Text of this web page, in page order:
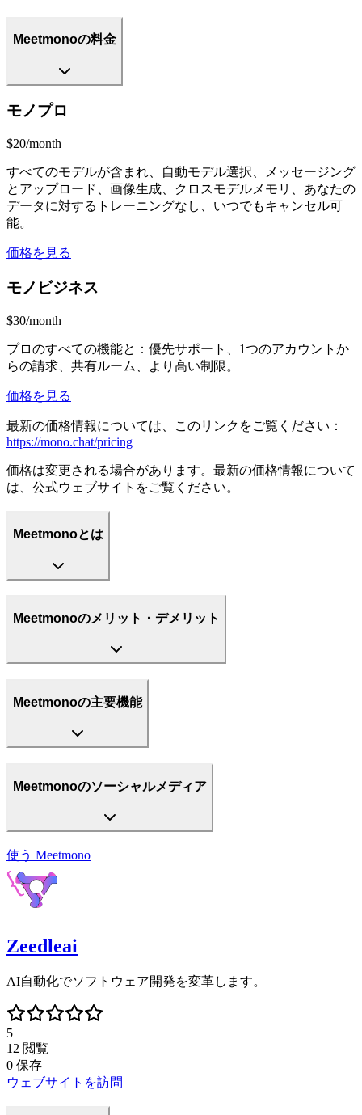
Meetmonoの料金
モノプロ
$20/month
すべてのモデルが含まれ、自動モデル選択、メッセージング
とアップロード、画像生成、クロスモデルメモリ、あなたの
データに対するトレーニングなし、いつでもキャンセル可
能。
価格を見る
モノビジネス
$30/month
プロのすべての機能と：優先サポート、1つのアカウントか
らの請求、共有ルーム、より高い制限。
価格を見る
最新の価格情報については、このリンクをご覧ください：
https://mono.chat/pricing
価格は変更される場合があります。最新の価格情報について
は、公式ウェブサイトをご覧ください。
Meetmonoとは
Meetmonoのメリット・デメリット
Meetmonoの主要機能
Meetmonoのソーシャルメディア
使う Meetmono
Zeedleai
AI自動化でソフトウェア開発を変革します。
5
12 閲覧
0 保存
ウェブサイトを訪問